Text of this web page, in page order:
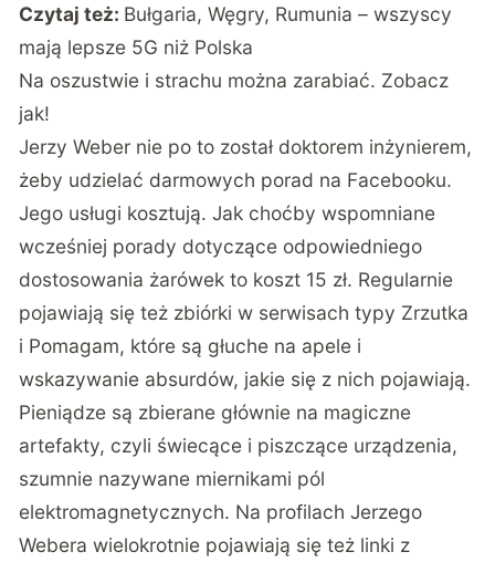
Czytaj też: Bułgaria, Węgry, Rumunia – wszyscy
mają lepsze 5G niż Polska
Na oszustwie i strachu można zarabiać. Zobacz
jak!
Jerzy Weber nie po to został doktorem inżynierem,
żeby udzielać darmowych porad na Facebooku.
Jego usługi kosztują. Jak choćby wspomniane
wcześniej porady dotyczące odpowiedniego
dostosowania żarówek to koszt 15 zł. Regularnie
pojawiają się też zbiórki w serwisach typy Zrzutka
i Pomagam, które są głuche na apele i
wskazywanie absurdów, jakie się z nich pojawiają.
Pieniądze są zbierane głównie na magiczne
artefakty, czyli świecące i piszczące urządzenia,
szumnie nazywane miernikami pól
elektromagnetycznych. Na profilach Jerzego
Webera wielokrotnie pojawiają się też linki z